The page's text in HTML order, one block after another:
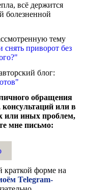
всё держится
болезненной
тему
приворот без
блог:
обращения
консультаций или в
или иных проблем,
мне письмо:
форме на
Telegram-